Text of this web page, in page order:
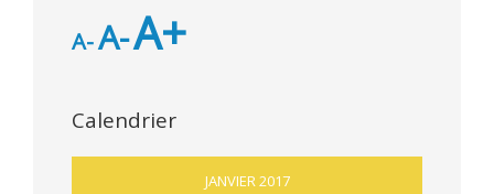
A-A-A+
Calendrier
JANVIER 2017